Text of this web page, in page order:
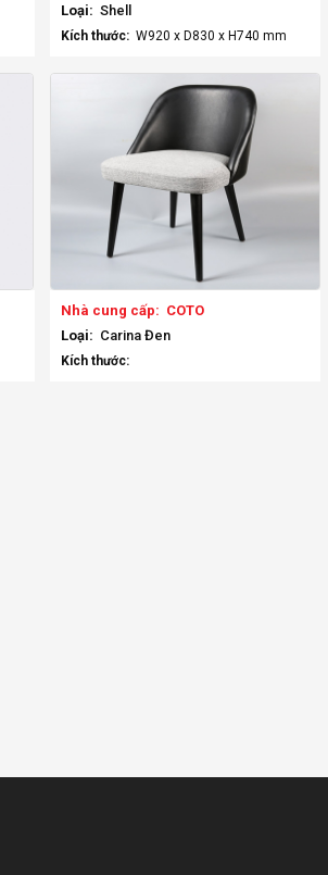
Loại: Shell
Kích thước: W920 x D830 x H740 mm
Nhà cung cấp: COTO
Loại: Carina Đen
Kích thước: